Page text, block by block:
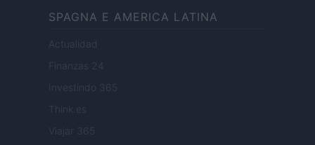
SPAGNA E AMERICA LATINA
Actualidad
Finanzas 24
Investindo 365
Think.es
Viajar 365